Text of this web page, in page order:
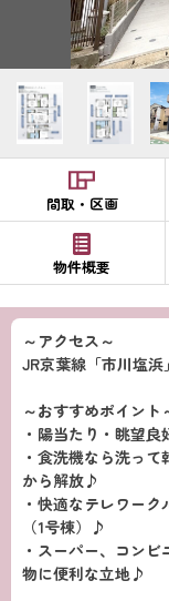
間取・区画
物件概要
～アクセス～
JR京葉線「市川塩
～おすすめポイント
・陽当たり・眺望
・食洗機なら洗っ
から解放♪
・快適なテレワー
（1号棟）♪
・スーパー、コン
物に便利な立地♪